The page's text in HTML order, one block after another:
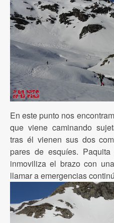
En este punto nos
que viene caminando
tras él vienen sus dos
pares de esquíes.
inmoviliza el brazo con
llamar a emergencias